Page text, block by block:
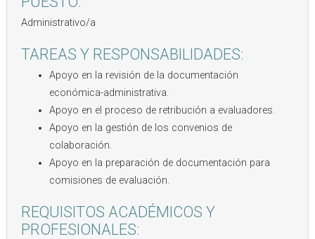
Administrativo/a
TAREAS Y RESPONSABILIDADES:
Apoyo en la revisión de la documentación
económica-administrativa.
Apoyo en el proceso de retribución a evaluadores.
Apoyo en la gestión de los convenios de
colaboración.
Apoyo en la preparación de documentación para
comisiones de evaluación.
REQUISITOS ACADÉMICOS Y
PROFESIONALES: